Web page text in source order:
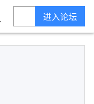
进入论坛